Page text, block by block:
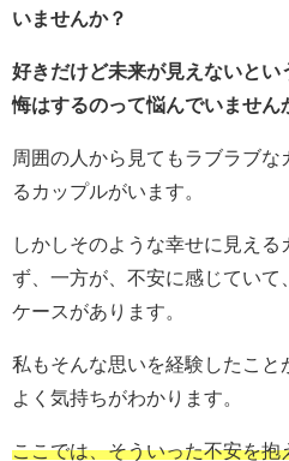
いませんか？
好きだけど未来が見えないとい
悔はするのって悩んでいません
周囲の人から見てもラブラブな
るカップルがいます。
しかしそのような幸せに見える
ず、一方が、不安に感じていて
ケースがあります。
私もそんな思いを経験したこと
よく気持ちがわかります。
ここでは、そういった不安を抱